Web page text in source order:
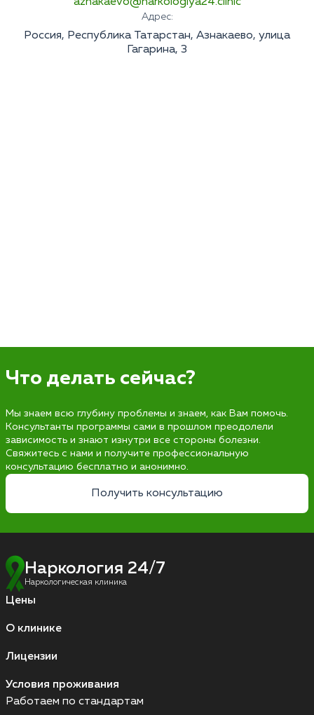
Адрес:
Россия, Республика Татарстан, Азнакаево, улица
Гагарина, 3
Что делать сейчас?
Мы знаем всю глубину проблемы и знаем, как Вам помочь.
Консультанты программы сами в прошлом преодолели
зависимость и знают изнутри все стороны болезни.
Свяжитесь с нами и получите профессиональную
консультацию бесплатно и анонимно.
Получить консультацию
Наркология 24/7
Наркологическая клиника
Цены
О клинике
Лицензии
Условия проживания
Работаем по стандартам